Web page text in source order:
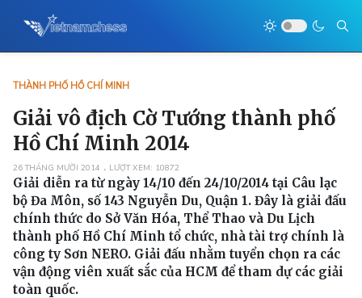
THÀNH PHỐ HỒ CHÍ MINH
Giải vô địch Cờ Tướng thành phố
Hồ Chí Minh 2014
26 THÁNG MƯỜI 2014 LƯỢT XEM: 10872
Giải diễn ra từ ngày 14/10 đến 24/10/2014 tại Câu lạc
bộ Đa Môn, số 143 Nguyễn Du, Quận 1. Đây là giải đấu
chính thức do Sở Văn Hóa, Thể Thao và Du Lịch
thành phố Hồ Chí Minh tổ chức, nhà tài trợ chính là
công ty Sơn NERO. Giải đấu nhằm tuyển chọn ra các
vận động viên xuất sắc của HCM để tham dự các giải
toàn quốc.